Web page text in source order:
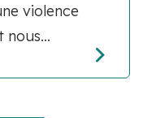
violence